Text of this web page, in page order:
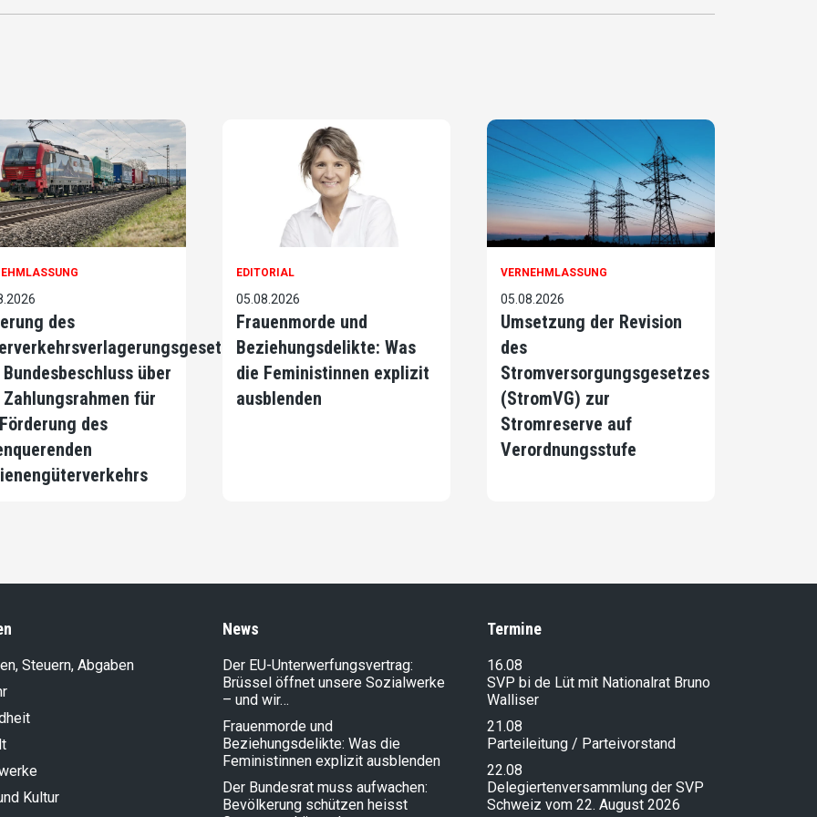
des
über
Zahlungsrahmen für
des
EDITORIAL
05.08.2026
Frauenmorde und
Beziehungsdelikte: Was
die Feministinnen explizit
ausblenden
VERNEHMLASSUNG
05.08.2026
Umsetzung der Revision
des
Stromversorgungsgesetzes
(StromVG) zur
Stromreserve auf
Verordnungsstufe
Steuern, Abgaben
Kultur
News
Der EU-Unterwerfungsvertrag:
Brüssel öffnet unsere Sozialwerke
– und wir…
Frauenmorde und
Beziehungsdelikte: Was die
Feministinnen explizit ausblenden
Der Bundesrat muss aufwachen:
Bevölkerung schützen heisst
Termine
16.08
SVP bi de Lüt mit Nationalrat Bruno
Walliser
21.08
Parteileitung / Parteivorstand
22.08
Delegiertenversammlung der SVP
Schweiz vom 22. August 2026